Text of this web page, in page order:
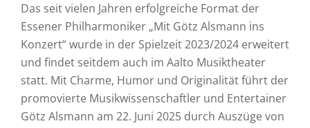
Das seit vielen Jahren erfolgreiche Format der
Essener Philharmoniker „Mit Götz Alsmann ins
Konzert“ wurde in der Spielzeit 2023/2024 erweitert
und findet seitdem auch im Aalto Musiktheater
statt. Mit Charme, Humor und Originalität führt der
promovierte Musikwissenschaftler und Entertainer
Götz Alsmann am 22. Juni 2025 durch Auszüge von